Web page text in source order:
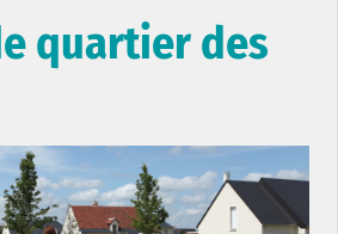
quartier des